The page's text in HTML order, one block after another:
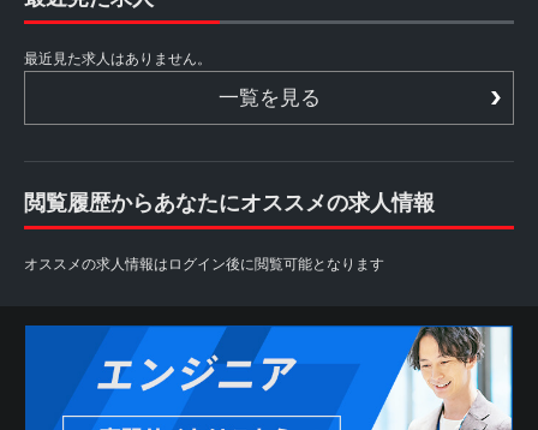
最近見た求人はありません。
一覧を見る
閲覧履歴からあなたにオススメの求人情報
オススメの求人情報はログイン後に閲覧可能となります